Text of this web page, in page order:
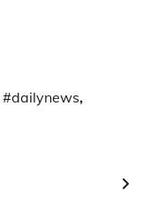
#dailynews,